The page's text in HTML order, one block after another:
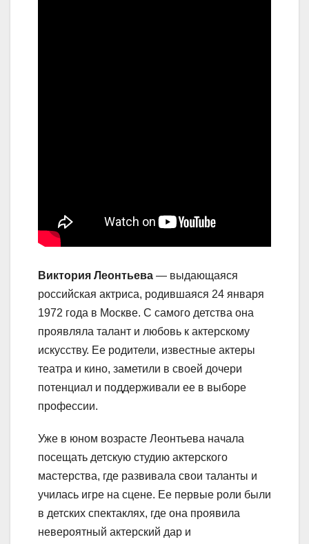
Виктория Леонтьева — выдающаяся
российская актриса, родившаяся 24 января
1972 года в Москве. С самого детства она
проявляла талант и любовь к актерскому
искусству. Ее родители, известные актеры
театра и кино, заметили в своей дочери
потенциал и поддерживали ее в выборе
профессии.
Уже в юном возрасте Леонтьева начала
посещать детскую студию актерского
мастерства, где развивала свои таланты и
училась игре на сцене. Ее первые роли были
в детских спектаклях, где она проявила
невероятный актерский дар и